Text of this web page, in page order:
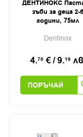
ДЕНТИНОКС
зъби за деца 2-6
години, 75мл
Dentinox
4.70 €/9.19
ПОРЪЧАЙ